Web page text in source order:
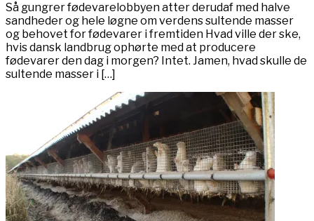
Så gungrer fødevarelobbyen atter derudaf med halve
sandheder og hele løgne om verdens sultende masser
og behovet for fødevarer i fremtiden Hvad ville der ske,
hvis dansk landbrug ophørte med at producere
fødevarer den dag i morgen? Intet. Jamen, hvad skulle de
sultende masser i […]